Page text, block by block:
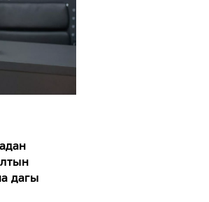
дагы